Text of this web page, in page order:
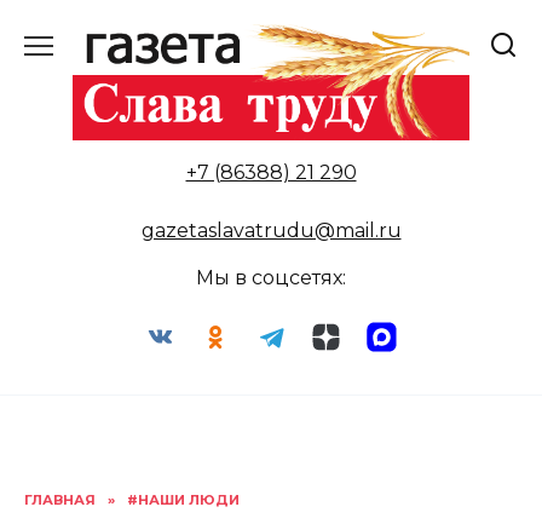
содержанию
+7 (86388) 21 290
gazetaslavatrudu@mail.ru
Мы в соцсетях:
ГЛАВНАЯ » #НАШИ ЛЮДИ